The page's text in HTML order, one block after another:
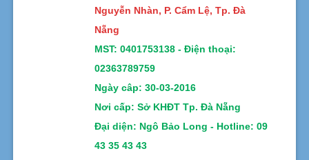
Nguyễn Nhàn, P. Cẩm Lệ, Tp. Đà
Nẵng
MST: 0401753138 - Điện thoại:
02363789759
Ngày câp: 30-03-2016
Nơi cấp: Sở KHĐT Tp. Đà Nẵng
Đại diện: Ngô Bảo Long - Hotline: 09
43 35 43 43